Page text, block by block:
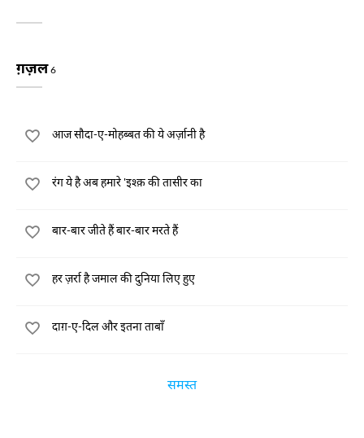
ग़ज़ल6
आज सौदा-ए-मोहब्बत की ये अर्ज़ानी है
रंग ये है अब हमारे 'इश्क़ की तासीर का
बार-बार जीते हैं बार-बार मरते हैं
हर ज़र्रा है जमाल की दुनिया लिए हुए
दाग़-ए-दिल और इतना ताबाँ
समस्त